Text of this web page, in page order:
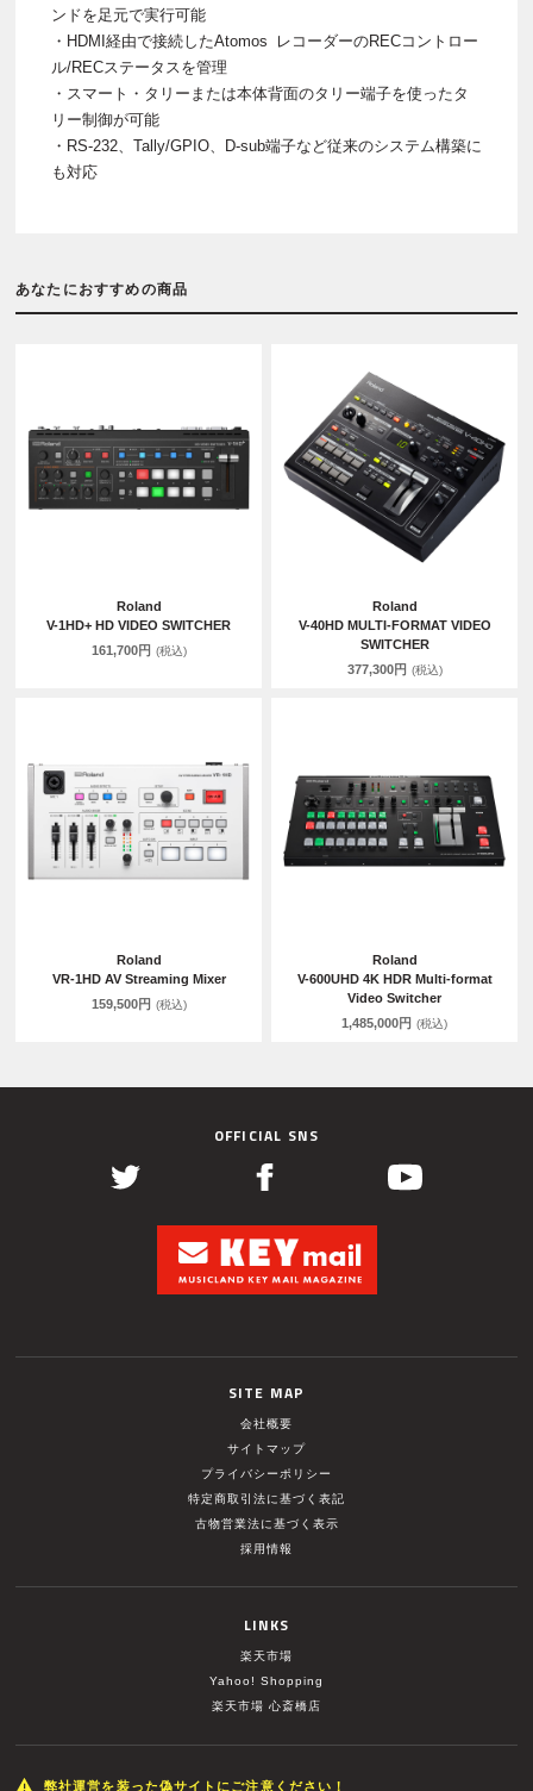
ンドを足元で実行可能
・HDMI経由で接続したAtomos レコーダーのRECコントロー
ル/RECステータスを管理
・スマート・タリーまたは本体背面のタリー端子を使ったタ
リー制御が可能
・RS-232、Tally/GPIO、D-sub端子など従来のシステム構築に
も対応
あなたにおすすめの商品
Roland
V-1HD+ HD VIDEO SWITCHER
161,700円 (税込)
Roland
V-40HD MULTI-FORMAT VIDEO
SWITCHER
377,300円 (税込)
Roland
VR-1HD AV Streaming Mixer
159,500円 (税込)
Roland
V-600UHD 4K HDR Multi-format
Video Switcher
1,485,000円 (税込)
OFFICIAL SNS
SITE MAP
会社概要
サイトマップ
プライバシーポリシー
特定商取引法に基づく表記
古物営業法に基づく表示
採用情報
LINKS
楽天市場
Yahoo! Shopping
楽天市場 心斎橋店
弊社運営を装った偽サイトにご注意ください！